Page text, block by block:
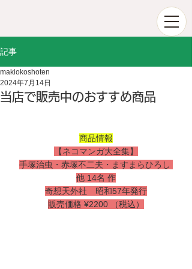
記事
当店で販売中のおすすめ商品
makiokoshoten
2024年7月14日
商品情報
【ネコマンガ大全集】
手塚治虫・赤塚不二夫・ますまらひろし
他 14名 作
奇想天外社　昭和57年発行
販売価格 ¥2200 （税込）